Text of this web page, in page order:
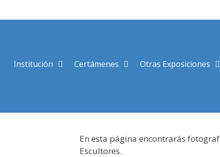
al
Institución Certámenes Otras Exposiciones
En esta página encontrarás
Escultores.